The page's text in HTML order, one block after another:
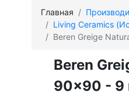
Главная
Living Ceramics
Beren Greige
Beren
90x90 - 9